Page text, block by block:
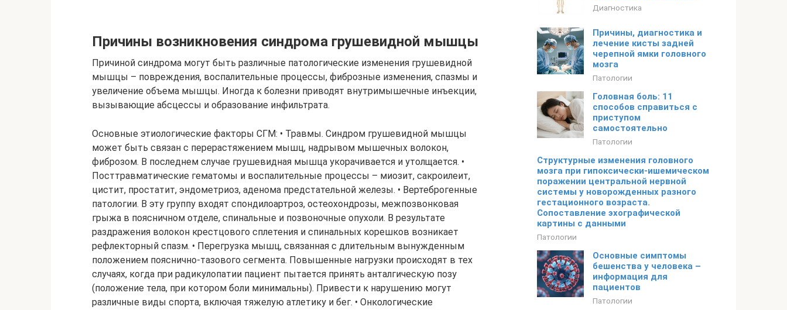
Причины возникновения синдрома грушевидной мышцы
Причиной синдрома могут быть различные патологические изменения грушевидной
мышцы – повреждения, воспалительные процессы, фиброзные изменения, спазмы и
увеличение объема мышцы. Иногда к болезни приводят внутримышечные инъекции,
вызывающие абсцессы и образование инфильтрата.
Основные этиологические факторы СГМ: • Травмы. Синдром грушевидной мышцы
может быть связан с перерастяжением мышц, надрывом мышечных волокон,
фиброзом. В последнем случае грушевидная мышца укорачивается и утолщается. •
Посттравматические гематомы и воспалительные процессы – миозит, сакроилеит,
цистит, простатит, эндометриоз, аденома предстательной железы. • Вертеброгенные
патологии. В эту группу входят спондилоартроз, остеохондрозы, межпозвонковая
грыжа в поясничном отделе, спинальные и позвоночные опухоли. В результате
раздражения волокон крестцового сплетения и спинальных корешков возникает
рефлекторный спазм. • Перегрузка мышц, связанная с длительным вынужденным
положением пояснично-тазового сегмента. Повышенные нагрузки происходят в тех
случаях, когда при радикулопатии пациент пытается принять анталгическую позу
(положение тела, при котором боли минимальны). Привести к нарушению могут
различные виды спорта, включая тяжелую атлетику и бег. • Онкологические
Диагностика
Причины, диагностика и
лечение кисты задней
черепной ямки головного
мозга
Патологии
Головная боль: 11
способов справиться с
приступом
самостоятельно
Патологии
Структурные изменения головного
мозга при гипоксически-ишемическом
поражении центральной нервной
системы у новорожденных разного
гестационного возраста.
Сопоставление эхографической
картины с данными
Патологии
Основные симптомы
бешенства у человека –
информация для
пациентов
Патологии